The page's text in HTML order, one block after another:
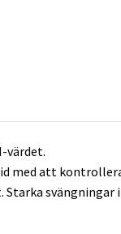
värdet.
med att
svängningar